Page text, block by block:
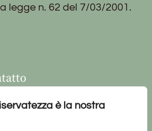
è la nostra
legge n. 62 del 7/03/2001.